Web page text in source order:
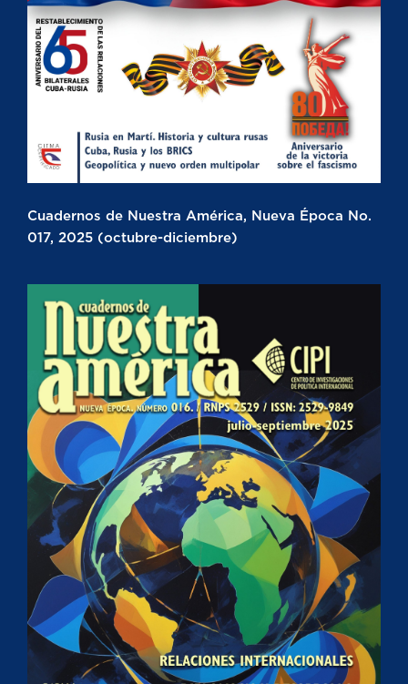
Cuadernos de Nuestra América, Nueva Época No.
017, 2025 (octubre-diciembre)